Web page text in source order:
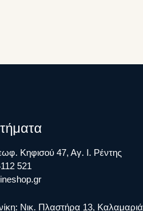
Κηφισού 47, Αγ. Ι. Ρέντης
521
Νικ. Πλαστήρα 13, Καλαμαριά